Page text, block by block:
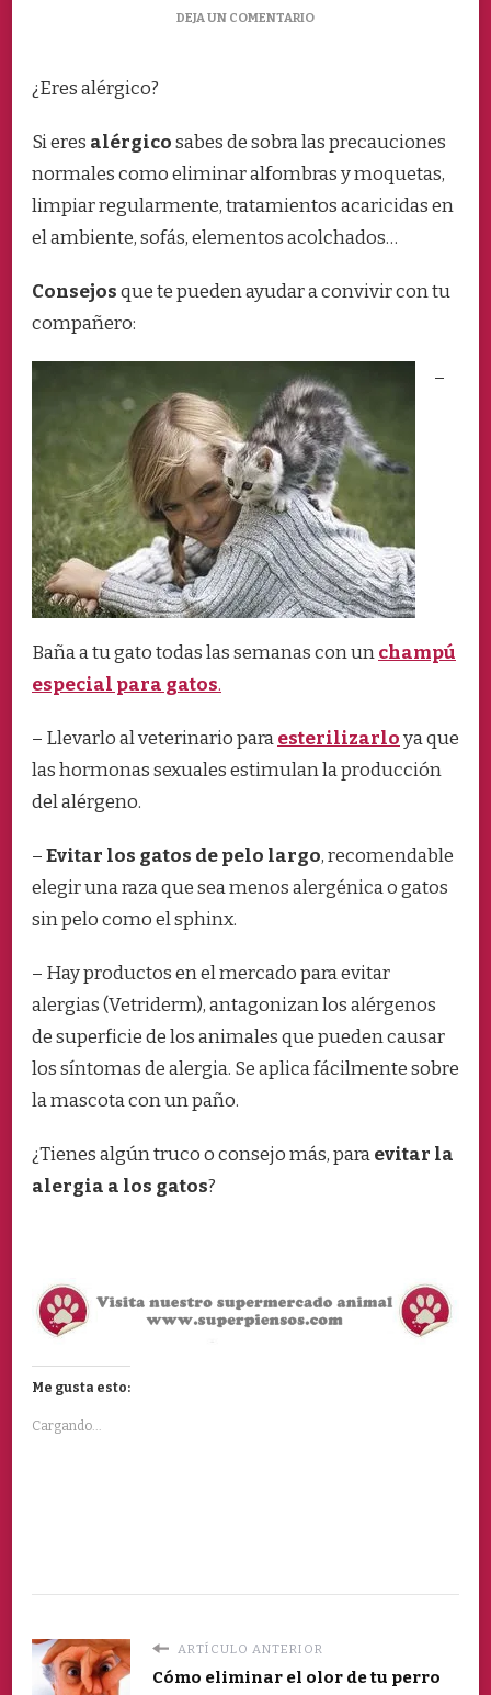
DEJA UN COMENTARIOEN
¿QUÉ
HACER?
¿Eres alérgico?
Si eres alérgicosabes de sobra las precauciones
normales como eliminar alfombras y moquetas,
limpiar regularmente, tratamientos acaricidas en
el ambiente, sofás, elementos acolchados…
Consejosque te pueden ayudar a convivir con tu
compañero:
–
Baña a tu gato todas las semanas con unchampú
especial para gatos.
– Llevarlo al veterinario paraesterilizarloya que
las hormonas sexuales estimulan la producción
del alérgeno.
–Evitar los gatos de pelo largo, recomendable
elegir una raza que sea menos alergénica o gatos
sin pelo como el sphinx.
– Hay productos en el mercado para evitar
alergias (Vetriderm), antagonizan los alérgenos
de superficie de los animales que pueden causar
los síntomas de alergia. Se aplica fácilmente sobre
la mascota con un paño.
¿Tienes algún truco o consejo más, paraevitar la
alergia a los gatos?
Me gusta esto:
Cargando...
ARTÍCULO ANTERIOR
Cómo eliminar el olor de tu perro